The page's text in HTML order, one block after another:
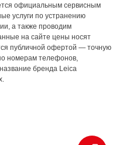
официальным сервисным
услуги по устранению
а также проводим
на сайте цены носят
публичной офертой — точную
номерам телефонов,
бренда Leica